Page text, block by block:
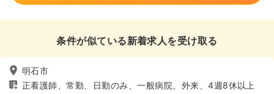
条件が似ている新着求人を受け取る
明石市
正看護師、常勤、日勤のみ、一般病院、外来、4週8休以上